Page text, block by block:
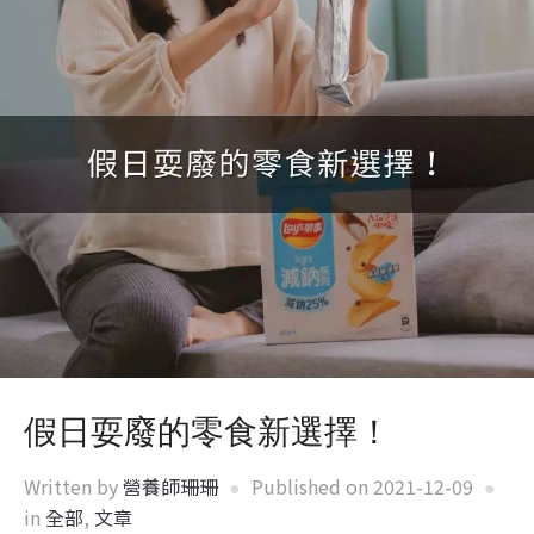
假日耍廢的零食新選擇！
Written by營養師珊珊 Published on 2021-12-09
in 全部, 文章